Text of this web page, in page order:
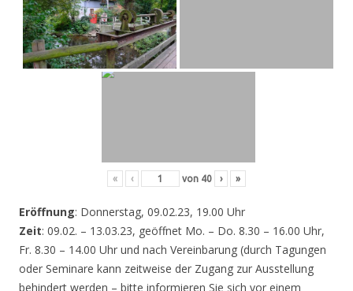
« ‹ von 40 › »
Eröffnung: Donnerstag, 09.02.23, 19.00 Uhr
Zeit: 09.02. – 13.03.23, geöffnet Mo. – Do. 8.30 – 16.00 Uhr,
Fr. 8.30 – 14.00 Uhr und nach Vereinbarung (durch Tagungen
oder Seminare kann zeitweise der Zugang zur Ausstellung
behindert werden – bitte informieren Sie sich vor einem